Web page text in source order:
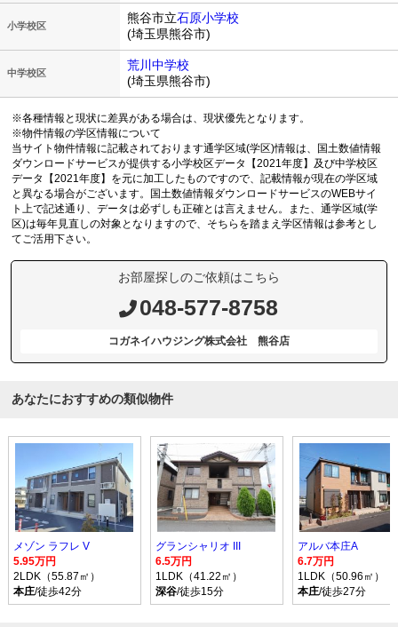
小学校区
熊谷市立石原小学校
(埼玉県熊谷市)
中学校区
荒川中学校
(埼玉県熊谷市)
※各種情報と現状に差異がある場合は、現状優先となります。
※物件情報の学区情報について
当サイト物件情報に記載されております通学区域(学区)情報は、国土数値情報
ダウンロードサービスが提供する小学校区データ【2021年度】及び中学校区
データ【2021年度】を元に加工したものですので、記載情報が現在の学区域
と異なる場合がございます。国土数値情報ダウンロードサービスのWEBサイ
ト上で記述通り、データは必ずしも正確とは言えません。また、通学区域(学
区)は毎年見直しの対象となりますので、そちらを踏まえ学区情報は参考とし
てご活用下さい。
お部屋探しのご依頼はこちら
048-577-8758
コガネイハウジング株式会社 熊谷店
あなたにおすすめの類似物件
メゾン ラフレ V
5.95万円
2LDK（55.87㎡）
本庄/徒歩42分
グランシャリオ III
6.5万円
1LDK（41.22㎡）
深谷/徒歩15分
アルバ本庄A
6.7万円
1LDK（50.96㎡）
本庄/徒歩27分